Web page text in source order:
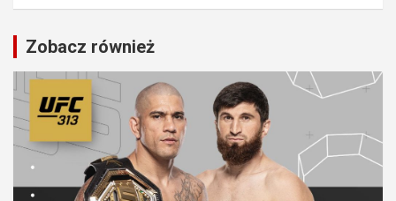
Zobacz również